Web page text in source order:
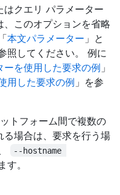
クエリ パラメーター
、このオプションを省略
本文パラメーター 」と
照してください。 例に
ーを使用した要求の例 」
用した要求の例 」を参
トフォーム間で複数の
る場合は、要求を行う場
--hostname
す。